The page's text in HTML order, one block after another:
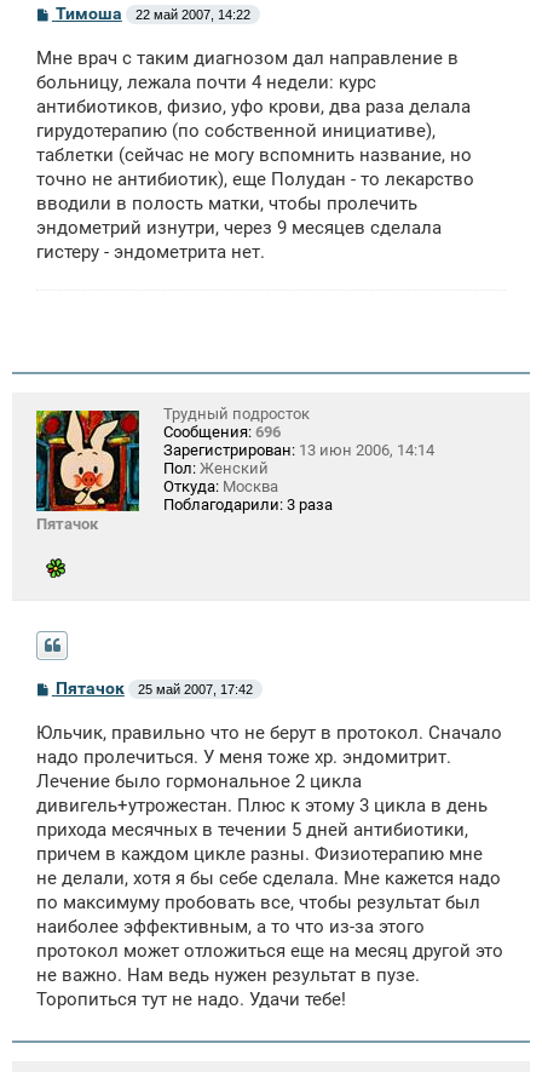
С
о
б
щ
н
и
е
Тимоша 22 май 2007, 14:22
Мне врач с таким диагнозом дал направление в
больницу, лежала почти 4 недели: курс
антибиотиков, физио, уфо крови, два раза делала
гирудотерапию (по собственной инициативе),
таблетки (сейчас не могу вспомнить название, но
точно не антибиотик), еще Полудан - то лекарство
вводили в полость матки, чтобы пролечить
эндометрий изнутри, через 9 месяцев сделала
гистеру - эндометрита нет.
Пятачок
Трудный подросток
Сообщения: 696
Зарегистрирован: 13 июн 2006, 14:14
Пол: Женский
Откуда: Москва
Поблагодарили: 3 раза
С
б
щ
е
н
и
Пятачок 25 май 2007, 17:42
Юльчик, правильно что не берут в протокол. Сначало
надо пролечиться. У меня тоже хр. эндомитрит.
Лечение было гормональное 2 цикла
дивигель+утрожестан. Плюс к этому 3 цикла в день
прихода месячных в течении 5 дней антибиотики,
причем в каждом цикле разны. Физиотерапию мне
не делали, хотя я бы себе сделала. Мне кажется надо
по максимуму пробовать все, чтобы результат был
наиболее эффективным, а то что из-за этого
протокол может отложиться еще на месяц другой это
не важно. Нам ведь нужен результат в пузе.
Торопиться тут не надо. Удачи тебе!